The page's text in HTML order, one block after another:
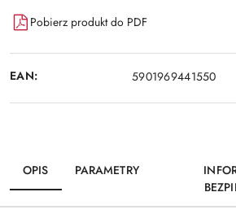
Pobierz produkt do PDF
EAN: 5901969441550
OPIS PARAMETRY